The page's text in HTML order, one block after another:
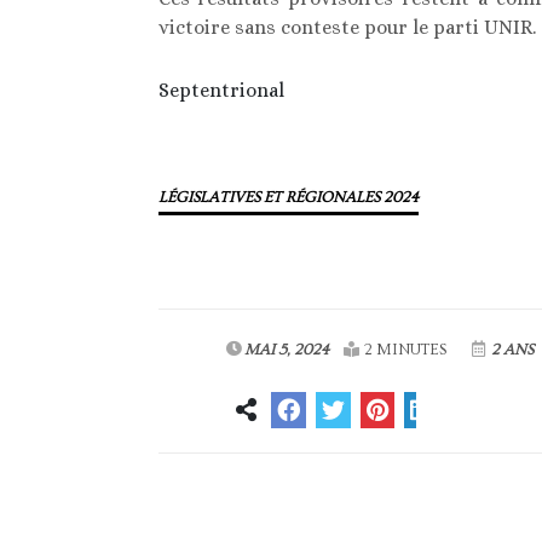
victoire sans conteste pour le parti UNIR.
Septentrional
LÉGISLATIVES ET RÉGIONALES 2024
MAI 5, 2024 2 MINUTES 2 ANS